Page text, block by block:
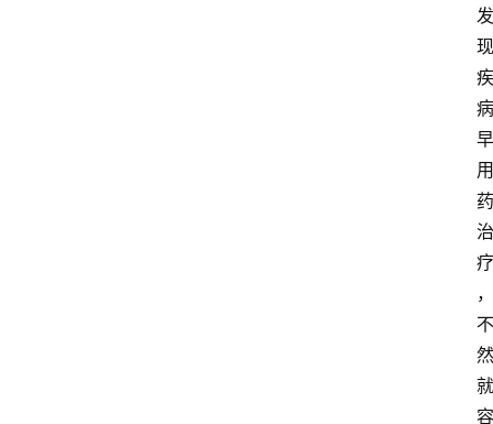
发
现
疾
病
早
用
药
治
疗
，
不
然
就
容